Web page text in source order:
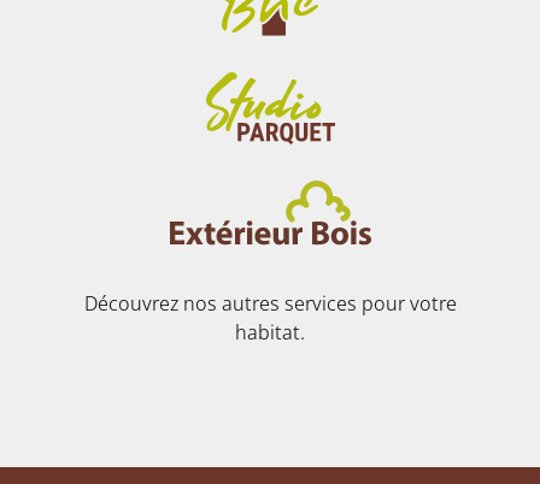
Découvrez nos autres services pour votre
habitat.